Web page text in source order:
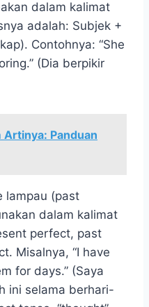
dalam kalimat
adalah: Subjek +
Contohnya: “She
(Dia berpikir
Artinya: Panduan
lampau (past
dalam kalimat
perfect, past
Misalnya, “I have
for days.” (Saya
ini selama berhari-